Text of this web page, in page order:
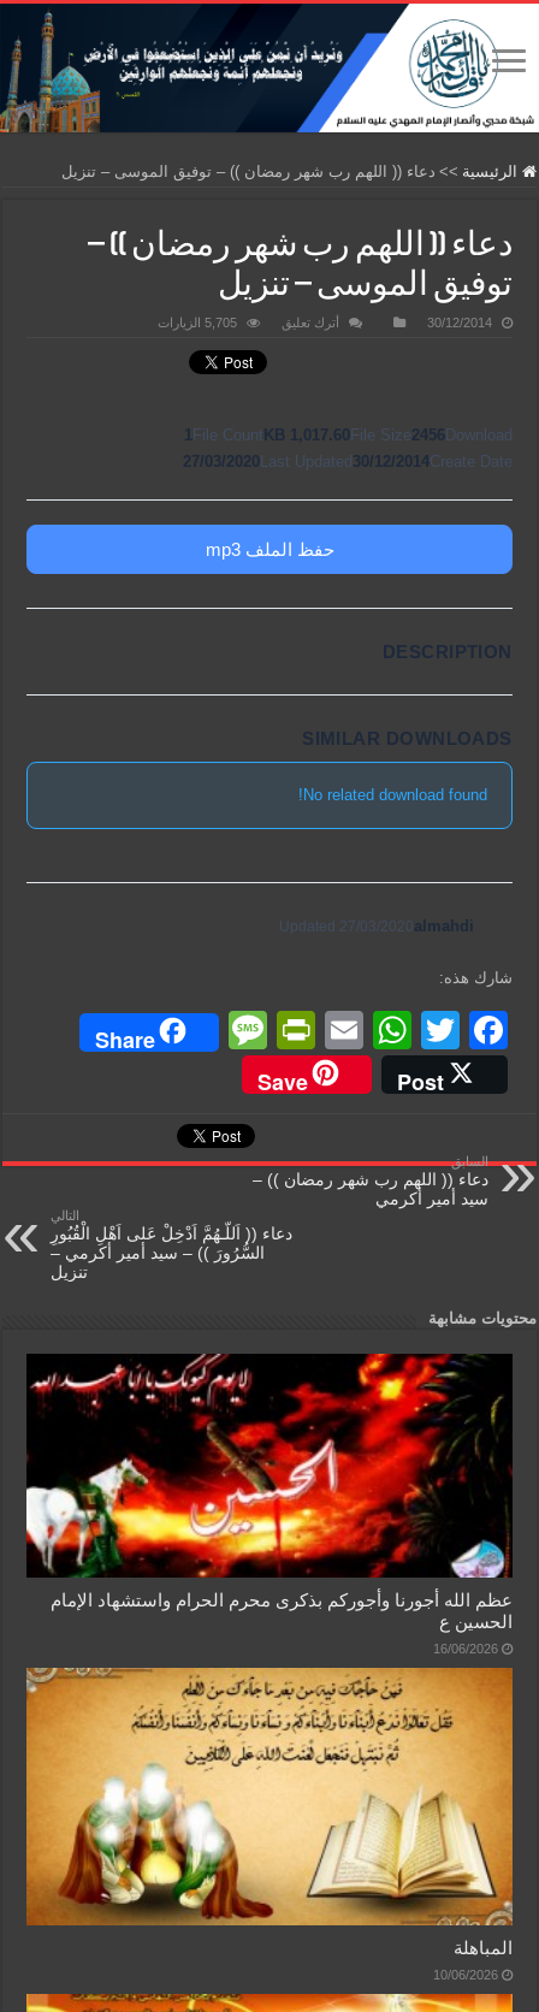
الرئيسية >> دعاء (( اللهم رب شهر رمضان )) – توفيق الموسى – تنزيل
دعاء (( اللهم رب شهر رمضان )) –
توفيق الموسى – تنزيل
30/12/2014 أترك تعليق 5,705 الزيارات
Download
2456
File Size
1,017.60 KB
File Count
1
Create Date
30/12/2014
Last Updated
27/03/2020
حفظ الملف mp3
DESCRIPTION
SIMILAR DOWNLOADS
No related download found!
almahdi
Updated 27/03/2020
شارك هذه:
F
a
c
e
b
k
T
wi
tt
W
h
at
A
E
m
ail
Pr
in
tF
ri
e
n
dl
M
a
e
Share
Post
Save
السابق
دعاء (( اللهم رب شهر رمضان )) –
سيد أمير أكرمي
التالي
دعاء (( اَللّـهُمَّ اَدْخِلْ عَلى اَهْلِ الْقُبُورِ
السُّرُورَ )) – سيد أمير أكرمي –
تنزيل
محتويات مشابهة
عظم الله أجورنا وأجوركم بذكرى محرم الحرام واستشهاد الإمام
الحسين ع
16/06/2026
المباهلة
10/06/2026